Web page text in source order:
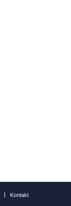
Kontakt